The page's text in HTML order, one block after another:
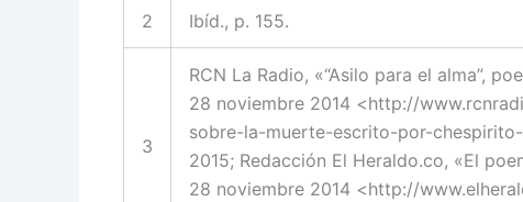
2 Ibíd., p. 155.
3
RCN La Radio, «“Asilo para el alma”,
28 noviembre 2014 <http://
sobre-la-muerte-escrito-por-
2015; Redacción El Heraldo.co, «El
28 noviembre 2014 <http://